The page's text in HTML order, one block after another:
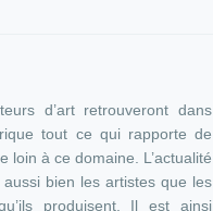
d’art retrouveront dans
tout ce qui rapporte de
loin à ce domaine. L’actualité
aussi bien les artistes que les
produisent. Il est ainsi